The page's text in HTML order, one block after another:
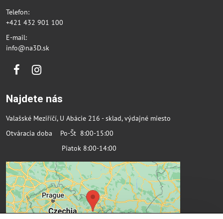
Telefon:
+421 432 901 100
E-mail:
info@na3D.sk
FacebookInstagram
Najdete nás
Valašské Meziříčí, U Abácie 216 - sklad, výdajné miesto
Otváracia doba Po-Št 8:00-15:00
Piatok 8:00-14:00